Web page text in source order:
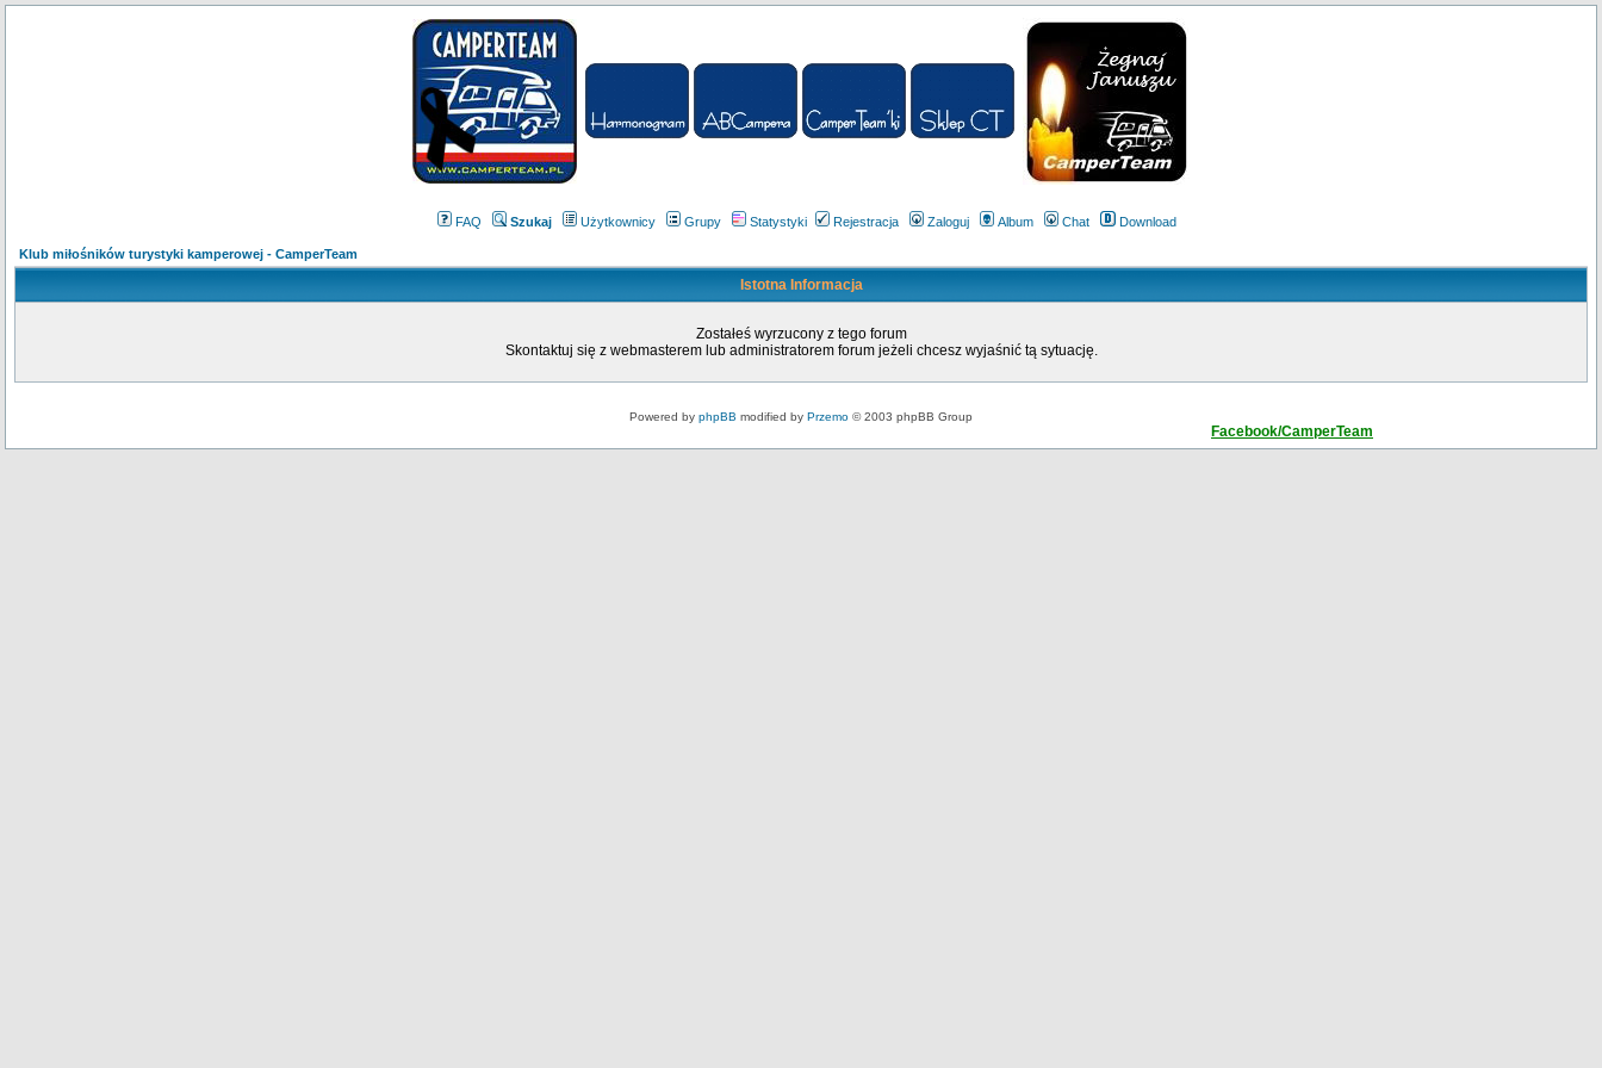
FAQ Szukaj Użytkownicy Grupy Statystyki Rejestracja Zaloguj Album Chat Download
Klub miłośników turystyki kamperowej - CamperTeam
Istotna Informacja
Zostałeś wyrzucony z tego forum
Skontaktuj się z webmasterem lub administratorem forum jeżeli chcesz wyjaśnić tą sytuację.
Powered by phpBB modified by Przemo © 2003 phpBB Group
Facebook/CamperTeam